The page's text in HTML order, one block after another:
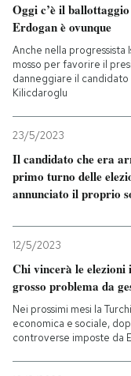
I MIEI PREFERITI
SHOP
CALENDARIO
AREA
Entra
Oggi c’è il
Erdogan è ovunque
Anche nella progressista
mosso per favorire il
danneggiare il
Kilicdaroglu
23/5/2023
Il candidato che era
primo turno delle
annunciato il proprio
12/5/2023
Chi vincerà le
grosso problema da
Nei prossimi mesi la
economica e sociale,
controverse imposte da